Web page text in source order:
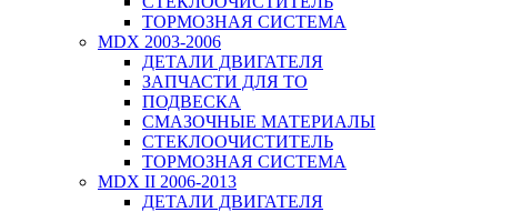
ТОРМОЗНАЯ СИСТЕМА
MDX 2003-2006
ДЕТАЛИ ДВИГАТЕЛЯ
ЗАПЧАСТИ ДЛЯ ТО
ПОДВЕСКА
СМАЗОЧНЫЕ МАТЕРИАЛЫ
СТЕКЛООЧИСТИТЕЛЬ
ТОРМОЗНАЯ СИСТЕМА
MDX II 2006-2013
ДЕТАЛИ ДВИГАТЕЛЯ